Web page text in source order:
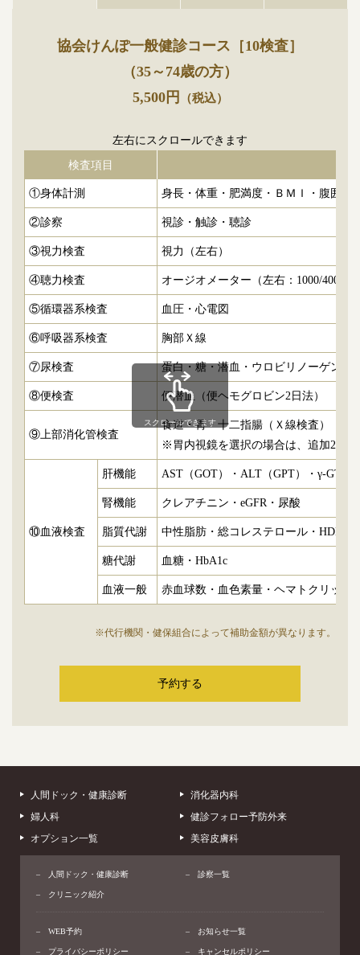
協会けんぽ一般健診コース［10検査］
（35～74歳の方）
5,500円
（税込）
左右にスクロールできます
検査項目
①身体計測 身長・体重・肥満度・ＢＭＩ・腹囲
②診察 視診・触診・聴診
③視力検査 視力（左右）
④聴力検査 オージオメーター（左右：1000/4000Hz
⑤循環器系検査 血圧・心電図
⑥呼吸器系検査 胸部Ｘ線
⑦尿検査 蛋白・糖・潜血・ウロビリノーゲン・
⑧便検査 便潜血（便ヘモグロビン2日法）
⑨上部消化管検査
食道・胃・十二指腸（Ｘ線検査）
※胃内視鏡を選択の場合は、追加2,000
⑩血液検査
肝機能 AST（GOT）・ALT（GPT）・γ-GTP
腎機能 クレアチニン・eGFR・尿酸
脂質代謝 中性脂肪・総コレステロール・HDL・
糖代謝 血糖・HbA1c
血液一般 赤血球数・血色素量・ヘマトクリット
スクロールできます
※代行機関・健保組合によって補助金額が異なります。
予約する
人間ドック・健康診断
消化器内科
婦人科
健診フォロー予防外来
オプション一覧
美容皮膚科
人間ドック・健康診断 診察一覧
クリニック紹介
WEB予約 お知らせ一覧
プライバシーポリシー キャンセルポリシー